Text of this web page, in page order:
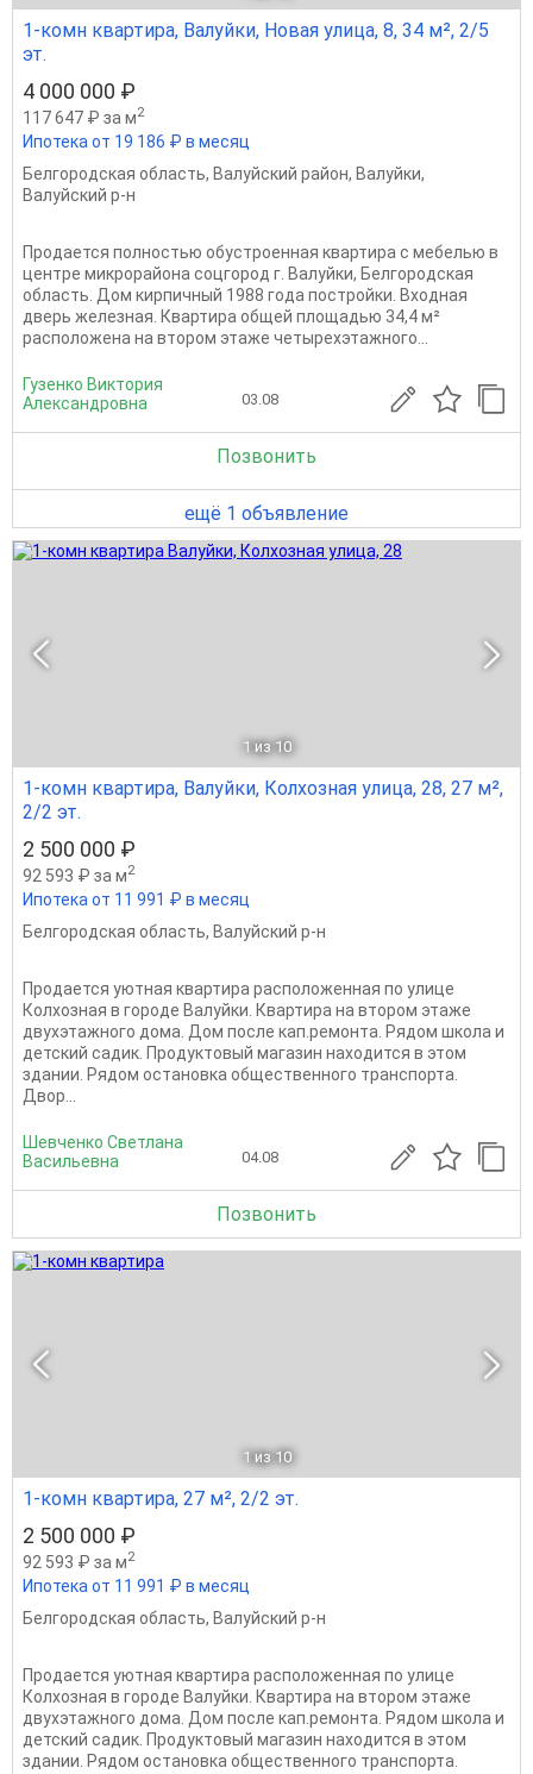
1-комн квартира, Валуйки, Новая улица, 8, 34 м², 2/5
эт.
4 000 000 ₽
117 647 ₽ за м2
Ипотека от 19 186 ₽ в месяц
Белгородская область, Валуйский район, Валуйки,
Валуйский р-н
Продается полностью обустроенная квартира с мебелью в
центре микрорайона соцгород г. Валуйки, Белгородская
область. Дом кирпичный 1988 года постройки. Входная
дверь железная. Квартира общей площадью 34,4 м²
расположена на втором этаже четырехэтажного...
Гузенко Виктория
Александровна
03.08
Позвонить
ещё 1 объявление
1 из 10
1-комн квартира, Валуйки, Колхозная улица, 28, 27 м²,
2/2 эт.
2 500 000 ₽
92 593 ₽ за м2
Ипотека от 11 991 ₽ в месяц
Белгородская область, Валуйский р-н
Продается уютная квартира расположенная по улице
Колхозная в городе Валуйки. Квартира на втором этаже
двухэтажного дома. Дом после кап.ремонта. Рядом школа и
детский садик. Продуктовый магазин находится в этом
здании. Рядом остановка общественного транспорта.
Двор...
Шевченко Светлана
Васильевна
04.08
Позвонить
1 из 10
1-комн квартира, 27 м², 2/2 эт.
2 500 000 ₽
92 593 ₽ за м2
Ипотека от 11 991 ₽ в месяц
Белгородская область, Валуйский р-н
Продается уютная квартира расположенная по улице
Колхозная в городе Валуйки. Квартира на втором этаже
двухэтажного дома. Дом после кап.ремонта. Рядом школа и
детский садик. Продуктовый магазин находится в этом
здании. Рядом остановка общественного транспорта.